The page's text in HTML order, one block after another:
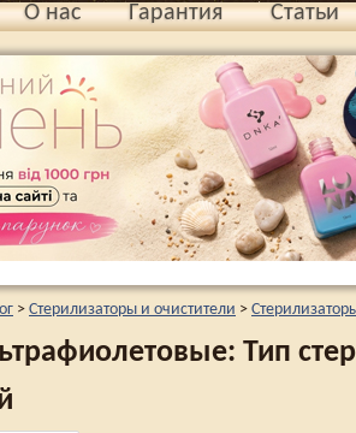
О нас Гарантия Статьи
> Стерилизаторы и очистители >
Тип